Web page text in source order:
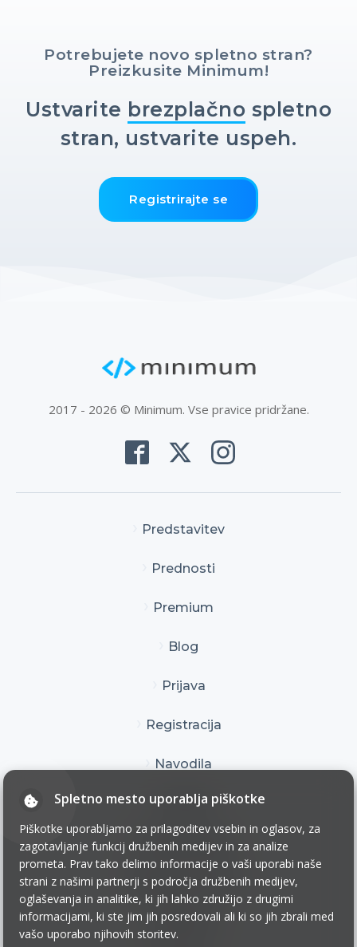
Potrebujete novo spletno stran?
Preizkusite Minimum!
Ustvarite brezplačno spletno
stran, ustvarite uspeh.
Registrirajte se
2017 - 2026 © Minimum. Vse pravice pridržane.
Predstavitev
Prednosti
Premium
Blog
Prijava
Registracija
Navodila
Kontakt
Pogoji uporabe
Pogoji poslovanja
Zasebnost
Spletno mesto uporablja piškotke
Piškotke uporabljamo za prilagoditev vsebin in oglasov, za
zagotavljanje funkcij družbenih medijev in za analize
prometa. Prav tako delimo informacije o vaši uporabi naše
strani z našimi partnerji s področja družbenih medijev,
oglaševanja in analitike, ki jih lahko združijo z drugimi
informacijami, ki ste jim jih posredovali ali ki so jih zbrali med
vašo uporabo njihovih storitev.